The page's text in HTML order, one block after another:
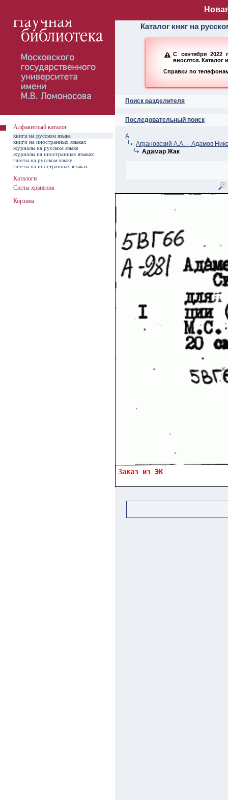
Алфавитный
Каталог книг на
С сентября 2022
вносятся. Каталог
Справки по
Поиск разделителя
Последовательный поиск
А
Аграновский А.А. – Адамов
Адамар Жак
Заказ из ЭК
Алфавитный каталог
книги на русском языке
книги на иностранных языках
журналы на русском языке
журналы на иностранных языках
газеты на русском языке
газеты на иностранных языках
Каталоги
Сиглы хранения
Корзина